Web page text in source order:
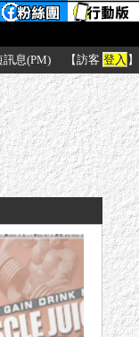
訊息(PM) 【訪客 登入 】